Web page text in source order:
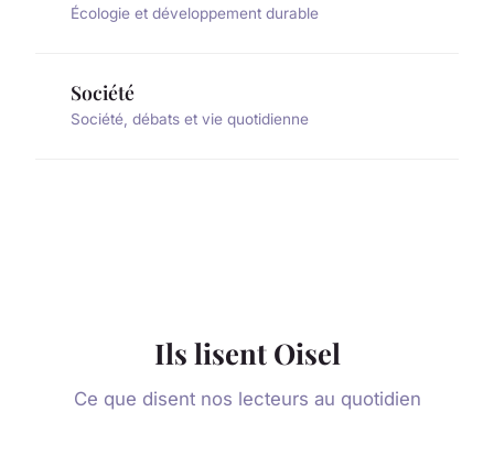
Écologie et développement durable
Société
Société, débats et vie quotidienne
Ils lisent Oisel
Ce que disent nos lecteurs au quotidien